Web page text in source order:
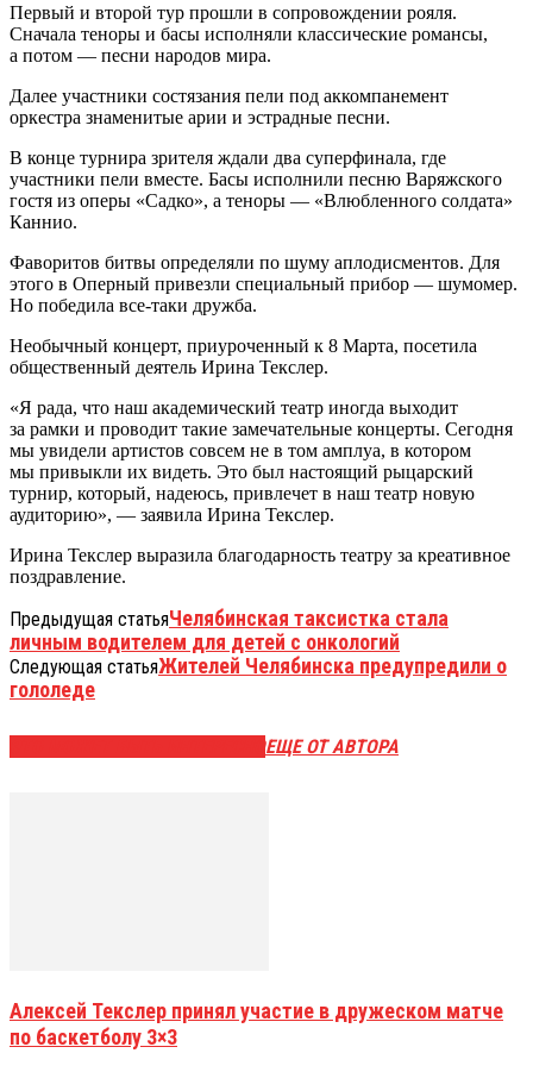
Первый и второй тур прошли в сопровождении рояля.
Сначала теноры и басы исполняли классические романсы,
а потом — песни народов мира.
Далее участники состязания пели под аккомпанемент
оркестра знаменитые арии и эстрадные песни.
В конце турнира зрителя ждали два суперфинала, где
участники пели вместе. Басы исполнили песню Варяжского
гостя из оперы «Садко», а теноры — «Влюбленного солдата»
Каннио.
Фаворитов битвы определяли по шуму аплодисментов. Для
этого в Оперный привезли специальный прибор — шумомер.
Но победила все-таки дружба.
Необычный концерт, приуроченный к 8 Марта, посетила
общественный деятель Ирина Текслер.
«Я рада, что наш академический театр иногда выходит
за рамки и проводит такие замечательные концерты. Сегодня
мы увидели артистов совсем не в том амплуа, в котором
мы привыкли их видеть. Это был настоящий рыцарский
турнир, который, надеюсь, привлечет в наш театр новую
аудиторию», — заявила Ирина Текслер.
Ирина Текслер выразила благодарность театру за креативное
поздравление.
Предыдущая статьяЧелябинская таксистка стала
личным водителем для детей с онкологий
Следующая статьяЖителей Челябинска предупредили о
гололеде
ЕЩЕ ОТ АВТОРА
Алексей Текслер принял участие в дружеском матче
по баскетболу 3×3